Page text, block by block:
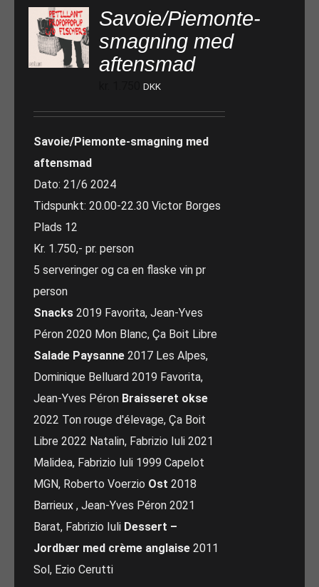
Savoie/Piemonte-
smagning med
aftensmad
DKK
Savoie/Piemonte-smagning med
aftensmad
Dato: 21/6 2024
Tidspunkt: 20.00-22.30 Victor Borges
Plads 12
Kr. 1.750,- pr. person
5 serveringer og ca en flaske vin pr
person
Snacks 2019 Favorita, Jean-Yves
Péron 2020 Mon Blanc, Ça Boit Libre
Salade Paysanne 2017 Les Alpes,
Dominique Belluard 2019 Favorita,
Jean-Yves Péron Braisseret okse
2022 Ton rouge d'élevage, Ça Boit
Libre 2022 Natalin, Fabrizio Iuli 2021
Malidea, Fabrizio Iuli 1999 Capelot
MGN, Roberto Voerzio Ost 2018
Barrieux , Jean-Yves Péron 2021
Barat, Fabrizio Iuli Dessert –
Jordbær med crème anglaise 2011
Sol, Ezio Cerutti